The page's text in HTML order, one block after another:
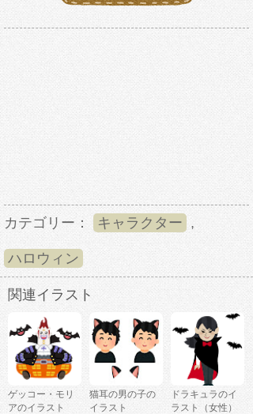
カテゴリー： キャラクター ,
ハロウィン
関連イラスト
ゲッコー・モリ
アのイラスト
猫耳の男の子の
イラスト
ドラキュラのイ
ラスト（女性）